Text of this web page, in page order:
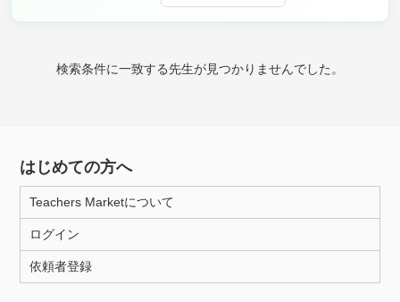
検索条件に一致する先生が見つかりませんでした。
月曜日 火曜日
所属大学
はじめての方へ
Teachers Marketについて
ログイン
依頼者登録